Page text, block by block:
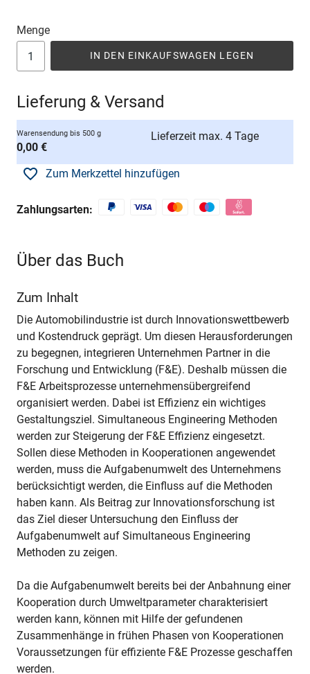
Menge
IN DEN EINKAUFSWAGEN LEGEN
Lieferung & Versand
Warensendung bis 500 g
0,00 €
Lieferzeit max. 4 Tage
Zum Merkzettel hinzufügen
Zahlungsarten:
Über das Buch
Zum Inhalt
Die Automobilindustrie ist durch Innovationswettbewerb
und Kostendruck geprägt. Um diesen Herausforderungen
zu begegnen, integrieren Unternehmen Partner in die
Forschung und Entwicklung (F&E). Deshalb müssen die
F&E Arbeitsprozesse unternehmensübergreifend
organisiert werden. Dabei ist Effizienz ein wichtiges
Gestaltungsziel. Simultaneous Engineering Methoden
werden zur Steigerung der F&E Effizienz eingesetzt.
Sollen diese Methoden in Kooperationen angewendet
werden, muss die Aufgabenumwelt des Unternehmens
berücksichtigt werden, die Einfluss auf die Methoden
haben kann. Als Beitrag zur Innovationsforschung ist
das Ziel dieser Untersuchung den Einfluss der
Aufgabenumwelt auf Simultaneous Engineering
Methoden zu zeigen.
Da die Aufgabenumwelt bereits bei der Anbahnung einer
Kooperation durch Umweltparameter charakterisiert
werden kann, können mit Hilfe der gefundenen
Zusammenhänge in frühen Phasen von Kooperationen
Voraussetzungen für effiziente F&E Prozesse geschaffen
werden.